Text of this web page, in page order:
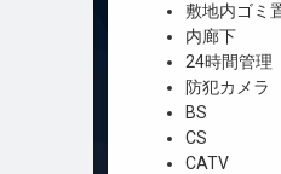
敷地内ゴミ
内廊下
24時間管理
防犯カメラ
BS
CS
CATV